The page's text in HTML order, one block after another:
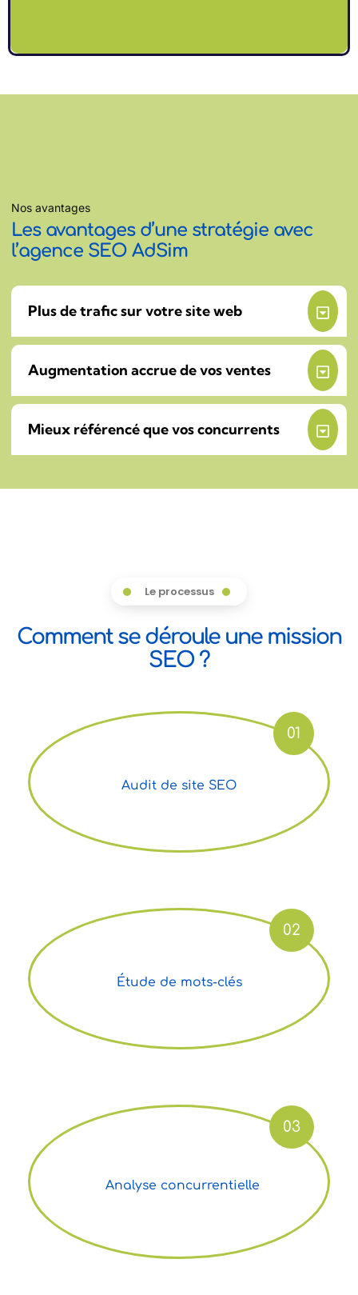
Nos avantages
Les avantages d’une stratégie avec
l’agence SEO AdSim
Plus de trafic sur votre site web
Augmentation accrue de vos ventes
Mieux référencé que vos concurrents
Le processus
Comment se déroule une mission
SEO ?
01
Audit de site SEO
02
Étude de mots-clés
03
Analyse concurrentielle